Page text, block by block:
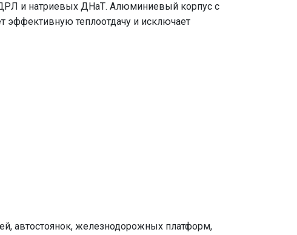
и натриевых ДНаТ. Алюминиевый корпус с
теплоотдачу и исключает
автостоянок, железнодорожных платформ,